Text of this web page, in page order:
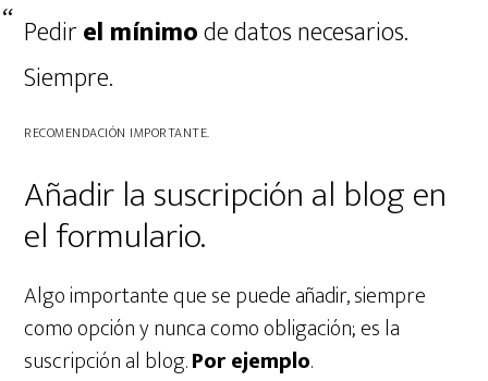
Pedirel mínimode datos necesarios.
Siempre.
RECOMENDACIÓN IMPORTANTE.
Añadir la suscripción al blog en
el formulario.
Algo importante que se puede añadir, siempre
como opción y nunca como obligación; es la
suscripción al blog.Por ejemplo.